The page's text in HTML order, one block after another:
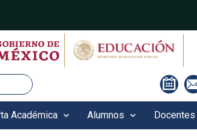
Académica Alumnos Docentes